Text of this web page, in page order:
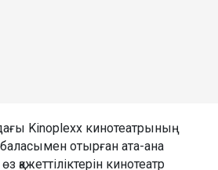
Kinoplexx кинотеатрының
отырған ата-ана
қажеттіліктерін кинотеатр